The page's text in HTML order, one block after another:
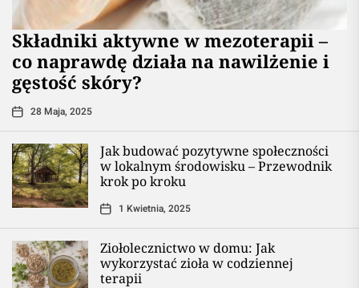
Składniki aktywne w mezoterapii –
co naprawdę działa na nawilżenie i
gęstość skóry?
28 Maja, 2025
Jak budować pozytywne społeczności
w lokalnym środowisku – Przewodnik
krok po kroku
1 Kwietnia, 2025
Ziołolecznictwo w domu: Jak
wykorzystać zioła w codziennej
terapii